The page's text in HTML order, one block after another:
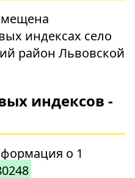
индексах село
район Львовской
индексов -
о 1